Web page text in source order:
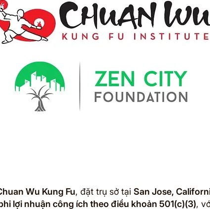
Wu Kung Fu, đặt trụ sở tạiSan Jose,
lợi nhuận công ích theo điều khoản 501(c)(3),